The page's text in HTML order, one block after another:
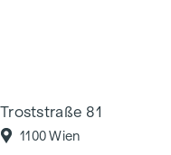
Troststraße 81
1100 Wien